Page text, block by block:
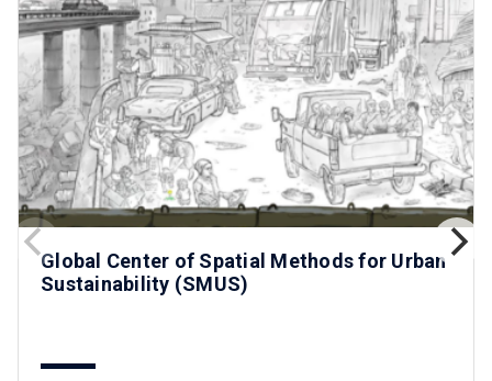
Global Center of Spatial Methods for Urban
Sustainability (SMUS)